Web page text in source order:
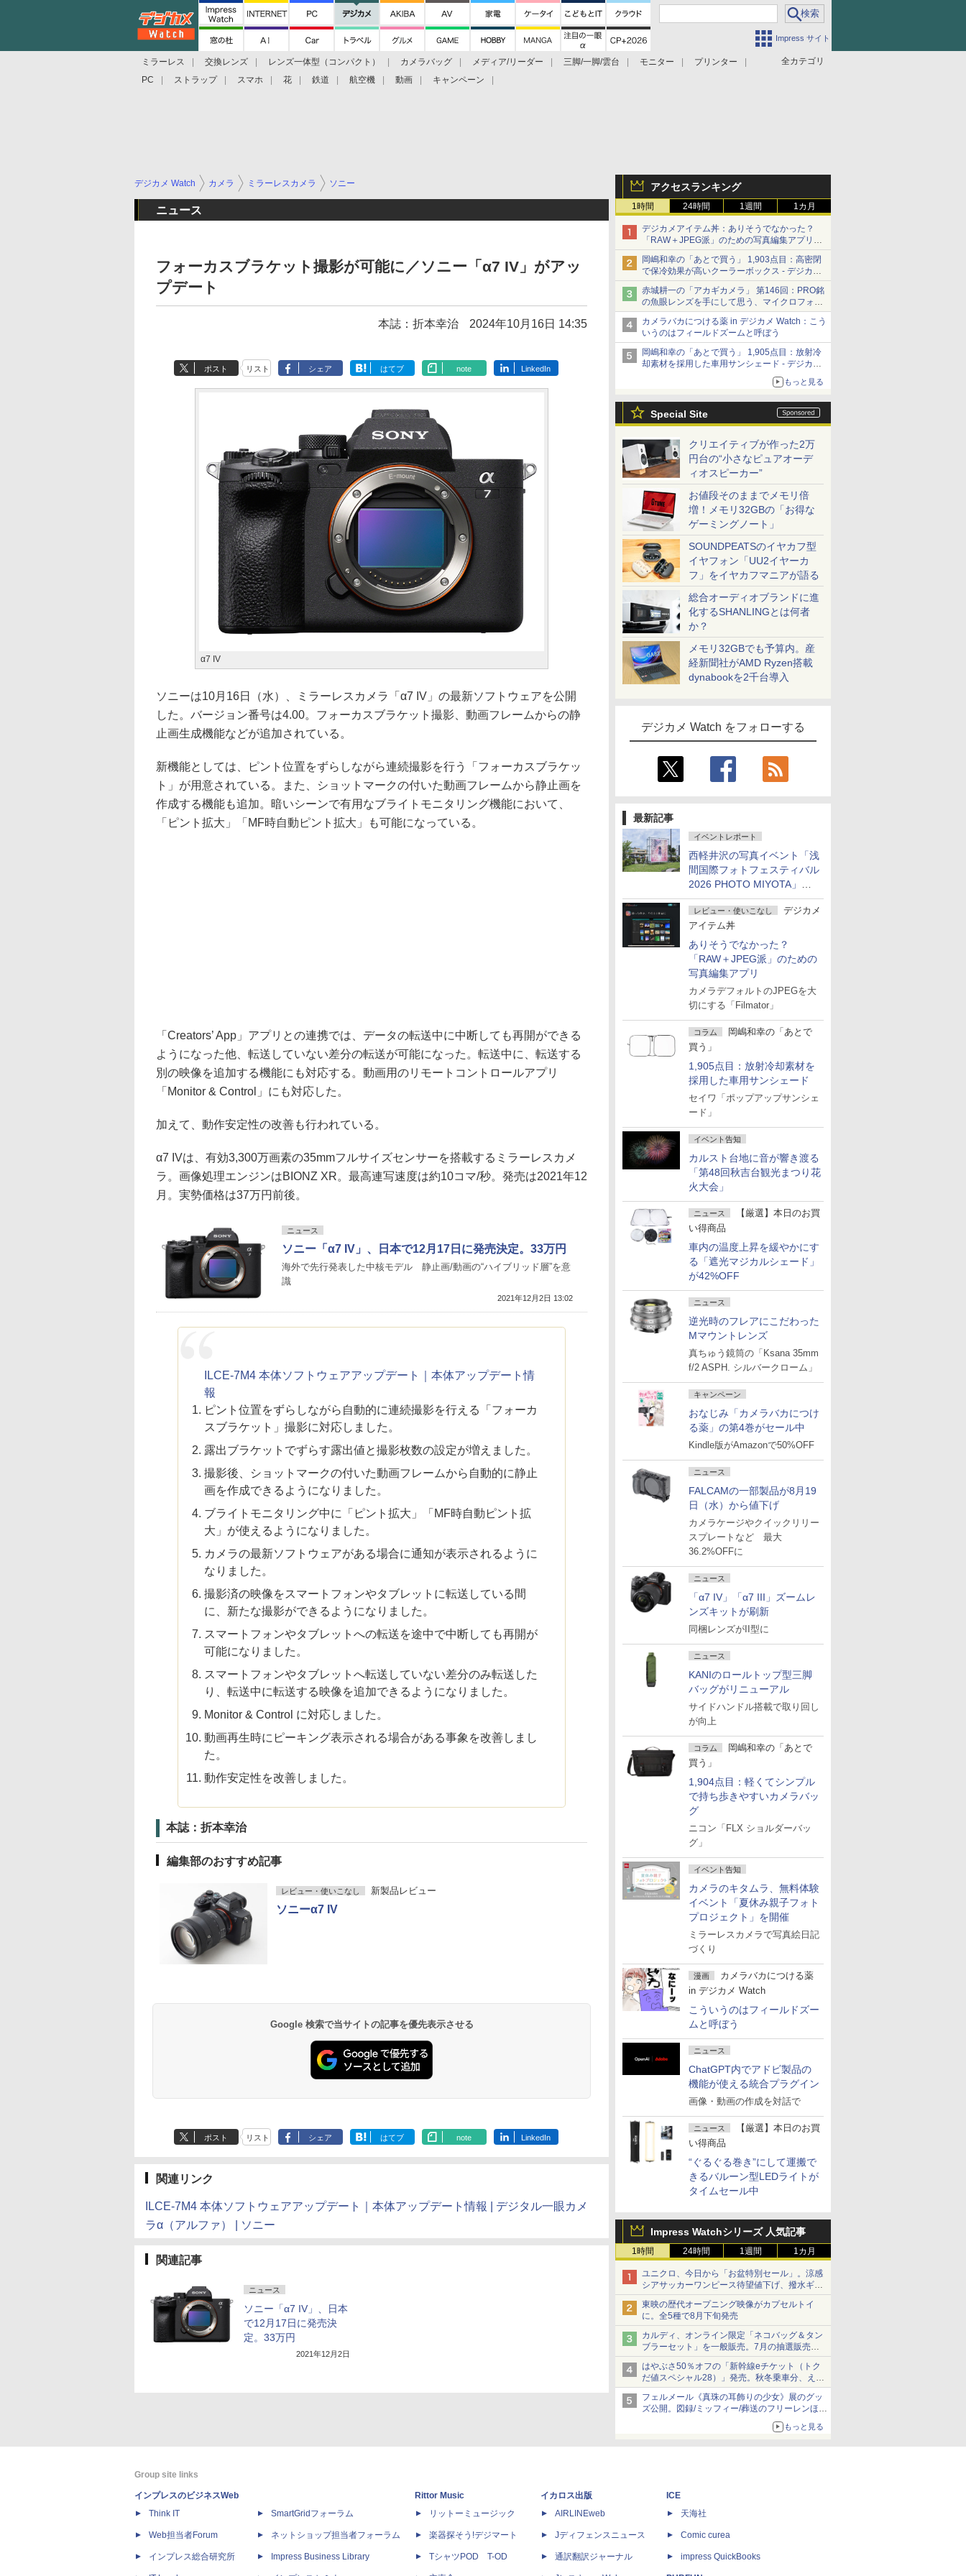
Impress サイト
全カテゴリ
ミラーレス 交換レンズ レンズ一体型（コンパクト） カメラバッグ メディア/リーダー 三脚/一脚/雲台 モニター
プリンター
PC
ストラップ スマホ 花 鉄道 航空機 動画 キャンペーン
アクセスランキング
1時間 24時間 1週間 1カ月
デジカメアイテム丼：ありそうでなかった？
「RAW＋JPEG派」のための写真編集アプリ
カメラデフォルトのJPEGを大切にする
「Filmator」
岡嶋和幸の「あとで買う」 1,903点目：高密閉
で保冷効果が高いクーラーボックス - デジカメ
Watch
赤城耕一の「アカギカメラ」 第146回：PRO銘
の魚眼レンズを手にして思う、マイクロフォー
サーズへの期待と可能性
カメラバカにつける薬 in デジカメ Watch：こう
いうのはフィールドズームと呼ぼう
岡嶋和幸の「あとで買う」 1,905点目：放射冷
却素材を採用した車用サンシェード - デジカメ
もっと見る
Special Site
クリエイティブが作った2万
円台の“小さなピュアオーデ
ィオスピーカー”
お値段そのままでメモリ倍
増！メモリ32GBの「お得な
ゲーミングノート」
SOUNDPEATSのイヤカフ型
イヤフォン「UU2イヤーカ
フ」をイヤカフマニアが語る
総合オーディオブランドに進
化するSHANLINGとは何者
か？
メモリ32GBでも予算内。産
経新聞社がAMD Ryzen搭載
dynabookを2千台導入
デジカメ Watch をフォローする
最新記事
イベントレポート
西軽井沢の写真イベント「浅
間国際フォトフェスティバル
2026 PHOTO MIYOTA」が
開幕
レビュー・使いこなし
デジカメ
アイテム丼
ありそうでなかった？
「RAW＋JPEG派」のための
写真編集アプリ
カメラデフォルトのJPEGを大
切にする「Filmator」
コラム
岡嶋和幸の「あとで
買う」
1,905点目：放射冷却素材を
採用した車用サンシェード
セイワ「ポップアップサンシェ
ード」
イベント告知
カルスト台地に音が響き渡る
「第48回秋吉台観光まつり花
火大会」
ニュース
【厳選】本日のお買
い得商品
車内の温度上昇を緩やかにす
る「遮光マジカルシェード」
が42%OFF
ニュース
逆光時のフレアにこだわった
Mマウントレンズ
真ちゅう鏡筒の「Ksana 35mm
f/2 ASPH. シルバークローム」
キャンペーン
おなじみ「カメラバカにつけ
る薬」の第4巻がセール中
Kindle版がAmazonで50%OFF
ニュース
FALCAMの一部製品が8月19
日（水）から値下げ
カメラケージやクイックリリー
スプレートなど 最大
36.2%OFFに
ニュース
「α7 IV」「α7 III」ズームレ
ンズキットが刷新
同梱レンズがII型に
ニュース
KANIのロールトップ型三脚
バッグがリニューアル
サイドハンドル搭載で取り回し
が向上
コラム
岡嶋和幸の「あとで
買う」
1,904点目：軽くてシンプル
で持ち歩きやすいカメラバッ
グ
ニコン「FLX ショルダーバッ
グ」
イベント告知
カメラのキタムラ、無料体験
イベント「夏休み親子フォト
プロジェクト」を開催
ミラーレスカメラで写真絵日記
づくり
漫画
カメラバカにつける薬
in デジカメ Watch
こういうのはフィールドズー
ムと呼ぼう
ニュース
ChatGPT内でアドビ製品の
機能が使える統合プラグイン
画像・動画の作成を対話で
ニュース
【厳選】本日のお買
い得商品
“ぐるぐる巻き”にして運搬で
きるバルーン型LEDライトが
タイムセール中
Impress Watchシリーズ 人気記事
1時間 24時間 1週間 1カ月
ユニクロ、今日から「お盆特別セール」。涼感
シアサッカーワンピース待望値下げ、撥水ギア
ショーツは1990円に
東映の歴代オープニング映像がカプセルトイ
に。全5種で8月下旬発売
カルディ、オンライン限定「ネコバッグ＆タン
ブラーセット」を一般販売。7月の抽選販売の
当選無効分
はやぶさ50％オフの「新幹線eチケット（トク
だ値スペシャル28）」発売。秋冬乗車分、えき
ねっと限定
フェルメール《真珠の耳飾りの少女》展のグッ
ズ公開。図録/ミッフィー/葬送のフリーレンほ
もっと見る
デジカメ Watch カメラ ミラーレスカメラ ソニー
ニュース
フォーカスブラケット撮影が可能に／ソニー「α7 IV」がアッ
プデート
本誌：折本幸治 2024年10月16日 14:35
ポスト リスト シェア はてブ note LinkedIn
α7 IV
ソニーは10月16日（水）、ミラーレスカメラ「α7 IV」の最新ソフトウェアを公開
した。バージョン番号は4.00。フォーカスブラケット撮影、動画フレームからの静
止画生成機能などが追加されている。
新機能としては、ピント位置をずらしながら連続撮影を行う「フォーカスブラケッ
ト」が用意されている。また、ショットマークの付いた動画フレームから静止画を
作成する機能も追加。暗いシーンで有用なブライトモニタリング機能において、
「ピント拡大」「MF時自動ピント拡大」も可能になっている。
「Creators’ App」アプリとの連携では、データの転送中に中断しても再開ができる
ようになった他、転送していない差分の転送が可能になった。転送中に、転送する
別の映像を追加する機能にも対応する。動画用のリモートコントロールアプリ
「Monitor & Control」にも対応した。
加えて、動作安定性の改善も行われている。
α7 IVは、有効3,300万画素の35mmフルサイズセンサーを搭載するミラーレスカメ
ラ。画像処理エンジンはBIONZ XR。最高連写速度は約10コマ/秒。発売は2021年12
月。実勢価格は37万円前後。
ニュース
ソニー「α7 IV」、日本で12月17日に発売決定。33万円
海外で先行発表した中核モデル 静止画/動画の“ハイブリッド層”を意
識
2021年12月2日 13:02
ILCE-7M4 本体ソフトウェアアップデート｜本体アップデート情
報
ピント位置をずらしながら自動的に連続撮影を行える「フォーカ
スブラケット」撮影に対応しました。
露出ブラケットでずらす露出値と撮影枚数の設定が増えました。
撮影後、ショットマークの付いた動画フレームから自動的に静止
画を作成できるようになりました。
ブライトモニタリング中に「ピント拡大」「MF時自動ピント拡
大」が使えるようになりました。
カメラの最新ソフトウェアがある場合に通知が表示されるように
なりました。
撮影済の映像をスマートフォンやタブレットに転送している間
に、新たな撮影ができるようになりました。
スマートフォンやタブレットへの転送を途中で中断しても再開が
可能になりました。
スマートフォンやタブレットへ転送していない差分のみ転送した
り、転送中に転送する映像を追加できるようになりました。
Monitor & Control に対応しました。
動画再生時にピーキング表示される場合がある事象を改善しまし
た。
動作安定性を改善しました。
本誌：折本幸治
編集部のおすすめ記事
レビュー・使いこなし 新製品レビュー
ソニーα7 IV
Google 検索で当サイトの記事を優先表示させる
ポスト リスト シェア はてブ note LinkedIn
関連リンク
ILCE-7M4 本体ソフトウェアアップデート｜本体アップデート情報 | デジタル一眼カメ
ラα（アルファ） | ソニー
関連記事
ニュース
ソニー「α7 IV」、日本
で12月17日に発売決
定。33万円
2021年12月2日
Group site links
インプレスのビジネスWeb
Think IT
Web担当者Forum
インプレス総合研究所
SmartGridフォーラム
ネットショップ担当者フォーラム
Impress Business Library
Rittor Music
リットーミュージック
楽器探そう!デジマート
TシャツPOD T-OD
イカロス出版
AIRLINEweb
Jディフェンスニュース
通訳翻訳ジャーナル
ICE
天海社
Comic curea
impress QuickBooks